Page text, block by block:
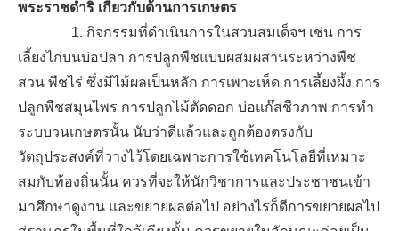
พระราชดำริ เกี่ยวกับด้านการเกษตร
1. กิจกรรมที่ดำเนินการในสวนสมเด็จฯ เช่น การ
เลี้ยงไก่บนบ่อปลา การปลูกพืชแบบผสมผสานระหว่างพืช
สวน พืชไร่ ซึ่งมีไม้ผลเป็นหลัก การเพาะเห็ด การเลี้ยงผึ้ง การ
ปลูกพืชสมุนไพร การปลูกไม้ตัดดอก บ่อแก๊สชีวภาพ การทำ
ระบบวนเกษตรนั้น นับว่าดีแล้วและถูกต้องตรงกับ
วัตถุประสงค์ที่วางไว้โดยเฉพาะการใช้เทคโนโลยีที่เหมาะ
สมกับท้องถิ่นนั้น ควรที่จะให้นักวิชาการและประชาชนเข้า
มาศึกษาดูงาน และขยายผลต่อไป อย่างไรก็ดีการขยายผลไป